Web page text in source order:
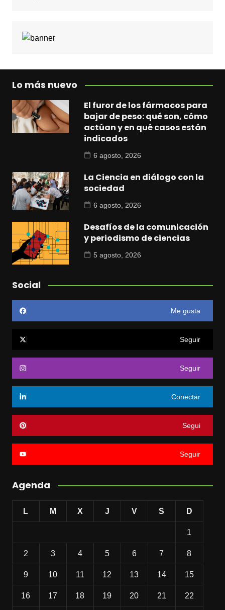
Lo más nuevo
El furor de los fármacos para
bajar de peso: qué son, cómo
actúan y en qué casos están
indicados
6 agosto, 2026
La Ciencia en diálogo con la
sociedad
6 agosto, 2026
Desafíos de la comunicación
y periodismo de ciencias
5 agosto, 2026
Social
Me gusta
Seguir
Seguir
Conectar
Segui
Seguir
Agenda
L M X J V S D
1
2 3 4 5 6 7 8
9 10 11 12 13 14 15
16 17 18 19 20 21 22